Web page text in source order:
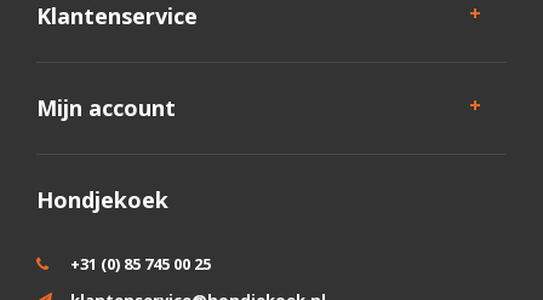
Klantenservice
Mijn account
Hondjekoek
+31 (0) 85 745 00 25